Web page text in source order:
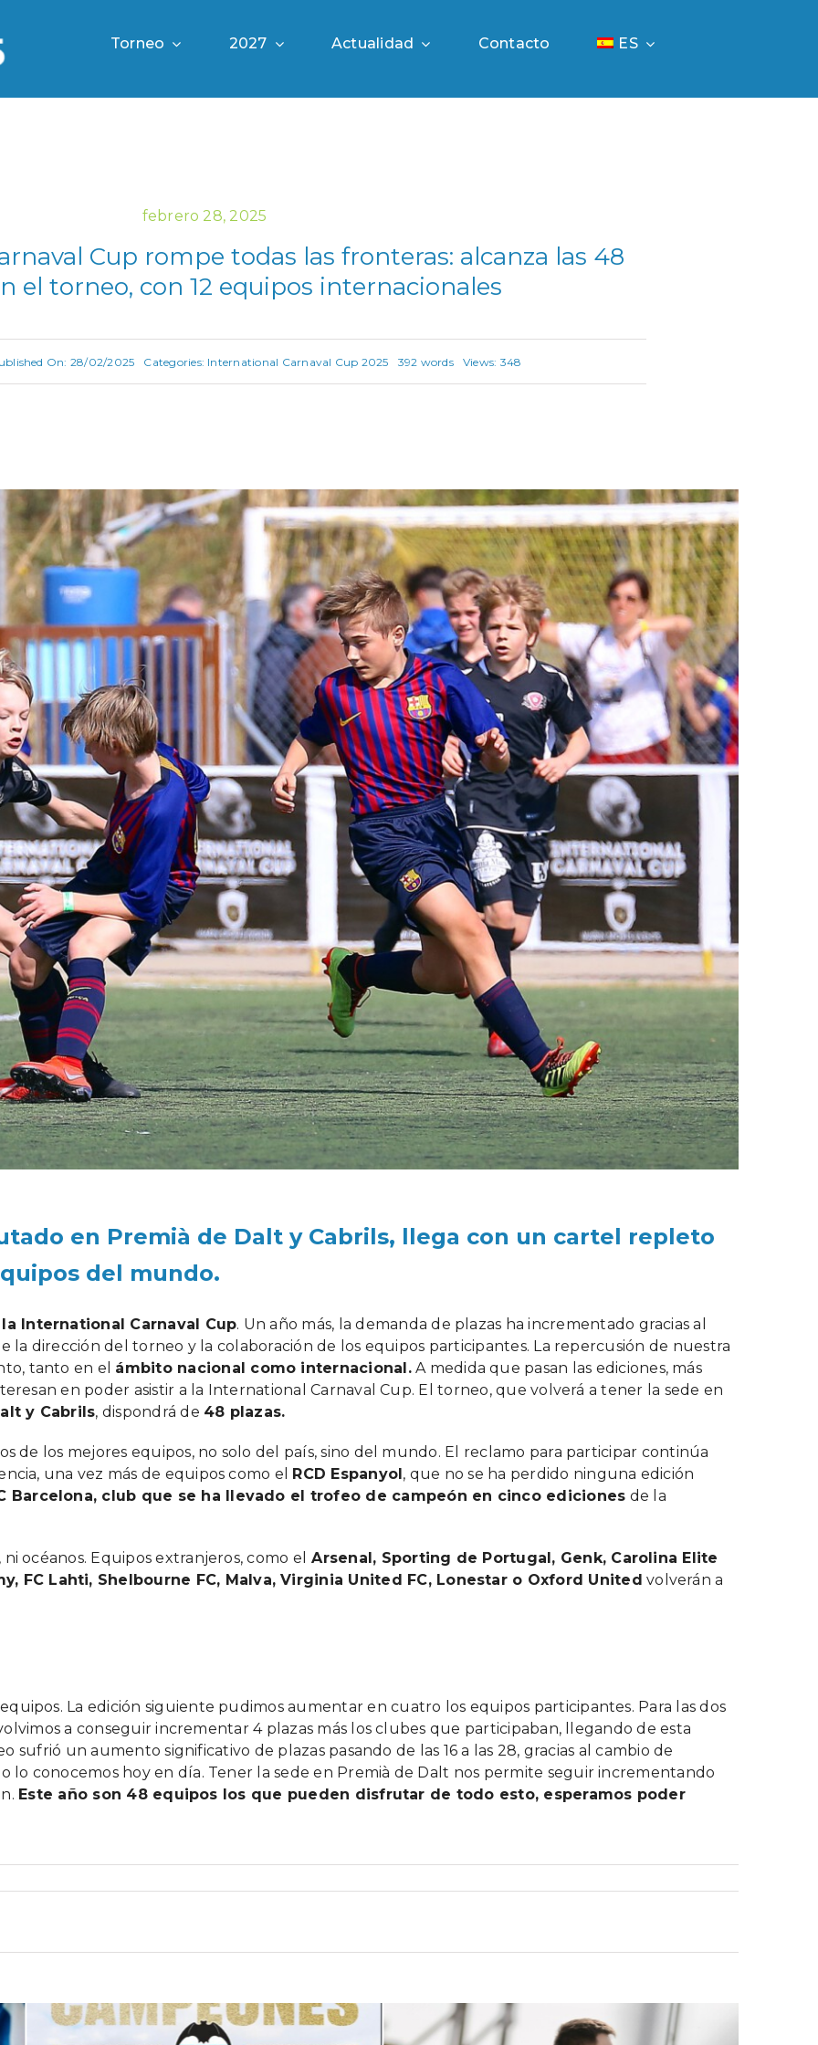
Torneo 2027 Actualidad Contacto ES
febrero 28, 2025
Cup rompe todas las fronteras: alcanza las 48
el torneo, con 12 equipos internacionales
On: 28/02/2025 Categories: International Carnaval Cup 2025 392 words Views: 348
en Premià de Dalt y Cabrils, llega con un cartel repleto
del mundo.
International Carnaval Cup. Un año más, la demanda de plazas ha incrementado gracias al
la dirección del torneo y la colaboración de los equipos participantes. La repercusión de nuestra
tanto en el ámbito nacional como internacional.A medida que pasan las ediciones, más
en poder asistir a la International Carnaval Cup. El torneo, que volverá a tener la sede en
y Cabrils, dispondrá de 48 plazas.
de los mejores equipos, no solo del país, sino del mundo. El reclamo para participar continúa
una vez más de equipos como el RCD Espanyol, que no se ha perdido ninguna edición
Barcelona, ​​club que se ha llevado el trofeo de campeón en cinco ediciones de la
océanos. Equipos extranjeros, como el Arsenal, Sporting de Portugal, Genk, Carolina Elite
FC Lahti, Shelbourne FC, Malva, Virginia United FC, Lonestar o Oxford United volverán a
La edición siguiente pudimos aumentar en cuatro los equipos participantes. Para las dos
a conseguir incrementar 4 plazas más los clubes que participaban, llegando de esta
sufrió un aumento significativo de plazas pasando de las 16 a las 28, gracias al cambio de
lo conocemos hoy en día. Tener la sede en Premià de Dalt nos permite seguir incrementando
Este año son 48 equipos los que pueden disfrutar de todo esto, esperamos poder